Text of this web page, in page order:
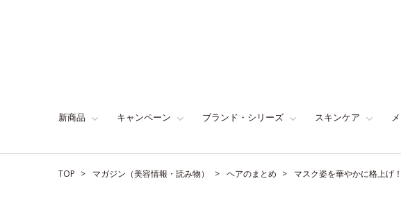
新商品 キャンペーン ブランド・シリーズ スキンケア
TOP マガジン（美容情報・読み物） ヘアのまとめ マスク姿を華やかに格上げ